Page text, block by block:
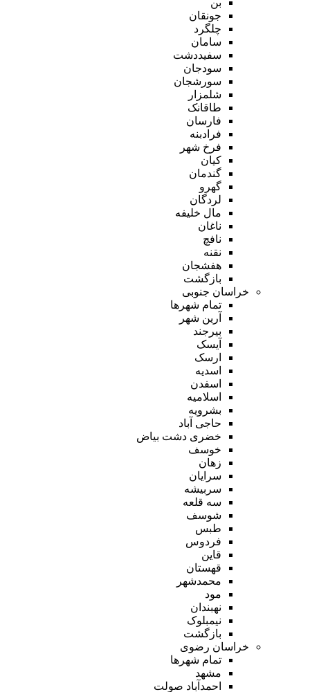
جونقان
چلگرد
سامان
سفیددشت
سودجان
سورشجان
شلمزار
طاقانک
فارسان
فرادبنه
فرخ شهر
کیان
گندمان
گهرو
لردگان
مال خلیفه
ناغان
نافچ
نقنه
هفشجان
بازگشت
خراسان جنوبی
تمام شهر‌ها
آرین شهر
بیرجند
آیسک
ارسک
اسدیه
اسفدن
اسلامیه
بشرویه
حاجی آباد
خضری دشت بیاض
خوسف
زهان
سرایان
سربیشه
سه قلعه
شوسف
طبس
فردوس
قاین
قهستان
محمدشهر
مود
نهبندان
نیمبلوک
بازگشت
خراسان رضوی
تمام شهر‌ها
مشهد
احمدآباد صولت